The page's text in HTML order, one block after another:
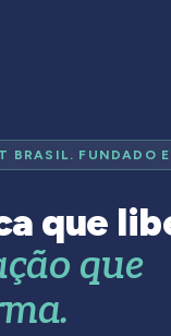
BRASIL. FUNDADO
que
que